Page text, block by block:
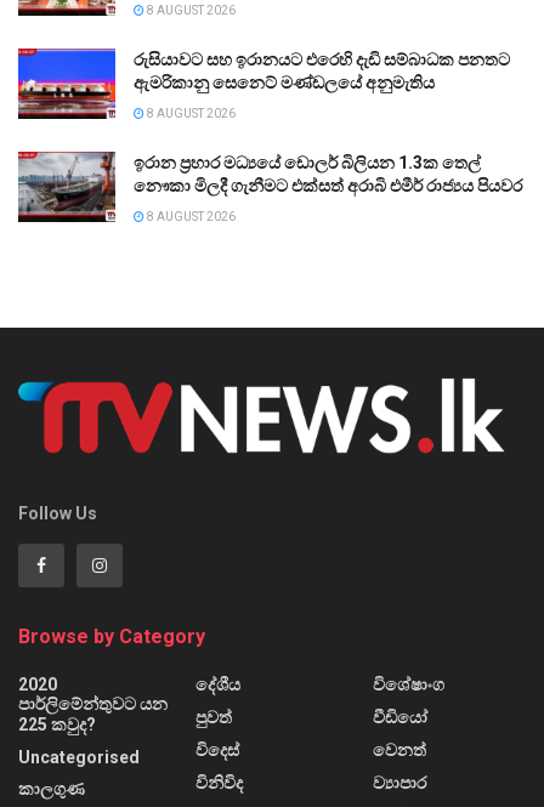
8 AUGUST 2026
රුසියාවට සහ ඉරානයට එරෙහි දැඩි සම්බාධක පනතට
ඇමරිකානු සෙනෙට් මණ්ඩලයේ අනුමැතිය
8 AUGUST 2026
ඉරාන ප්‍රහාර මධ්‍යයේ ඩොලර් බිලියන 1.3ක තෙල්
නෞකා මිලදී ගැනීමට එක්සත් අරාබි එමීර් රාජ්‍යය පියවර
8 AUGUST 2026
Follow Us
Browse by Category
2020
පාර්ලිමේන්තුවට යන
225 කවුද?
Uncategorised
කාලගුණ
දේශීය
පුවත්
විදෙස්
විනිවිද
විශේෂාංග
වීඩියෝ
වෙනත්
ව්‍යාපාර